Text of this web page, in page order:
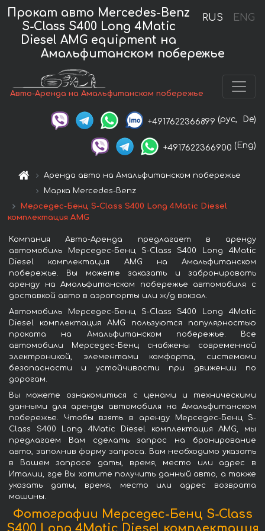
RUS ENG
Прокат авто Mercedes-Benz
S-Class S400 Long 4Matic
Diesel AMG equipment на
Амальфитанском побережье
Авто-Аренда на Амальфитанском побережье
+4917622366899 (рус, De)
+4917622366900 (Eng)
Аренда авто на Амальфитанском побережье
Марка Mercedes-Benz
Мерседес-Бенц S-Class S400 Long 4Matic Diesel
комплектация AMG
Компания Авто-Аренда предлагает в аренду
автомобиль Мерседес-Бенц S-Class S400 Long 4Matic
Diesel комплектация AMG на Амальфитанском
побережье. Вы можете заказать и забронировать
аренду на Амальфитанском побережье автомобиля с
доставкой авто в аэропорты или ж/д вокзал.
Автомобиль Мерседес-Бенц S-Class S400 Long 4Matic
Diesel комплектация AMG пользуются популярностью
проката на Амальфитанском побережье. Все
автомобили Мерседес-Бенц снабжены современной
электроникой, элементами комфорта, системами
безопасности и устойчивости при движении по
дорогам.
Вы можете ознакомиться с ценами и техническими
данными для аренды автомобиля на Амальфитанском
побережье. Чтобы взять в аренду Мерседес-Бенц S-
Class S400 Long 4Matic Diesel комплектация AMG, мы
предлагаем Вам сделать запрос на бронирование
авто, заполнив форму запроса. Вам необходимо указать
в Вашем запросе даты, время, место или адрес в
Италии, где Вы хотите получить данный авто, а также
указать даты, время, место или адрес возврата
машины.
Фотографии Мерседес-Бенц S-Class